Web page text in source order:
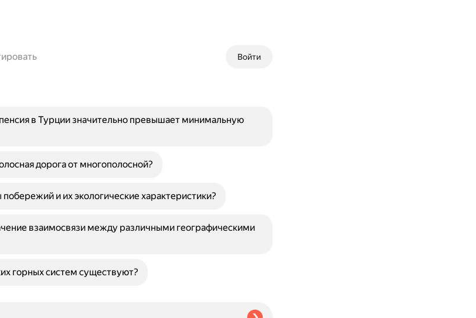
Войти
в Турции значительно превышает минимальную
дорога от многополосной?
и их экологические характеристики?
взаимосвязи между различными географическими
горных систем существуют?